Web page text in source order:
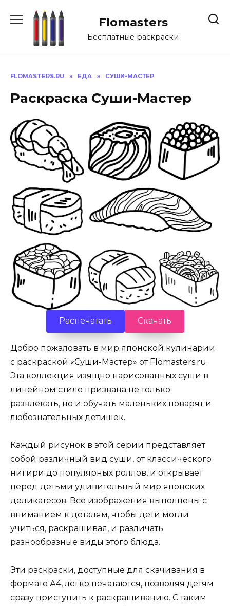
Flomasters
Бесплатные раскраски
FLOMASTERS.RU » ЕДА » СУШИ-МАСТЕР
Раскраска Суши-Мастер
Распечатать Скачать
Добро пожаловать в мир японской кулинарии
с раскраской «Суши-Мастер» от Flomasters.ru.
Эта коллекция изящно нарисованных суши в
линейном стиле призвана не только
развлекать, но и обучать маленьких поварят и
любознательных детишек.
Каждый рисунок в этой серии представляет
собой различный вид суши, от классического
нигири до популярных роллов, и открывает
перед детьми удивительный мир японских
деликатесов. Все изображения выполнены с
вниманием к деталям, чтобы дети могли
учиться, раскрашивая, и различать
разнообразные виды этого блюда.
Эти раскраски, доступные для скачивания в
формате А4, легко печатаются, позволяя детям
сразу приступить к раскрашиванию. С таким